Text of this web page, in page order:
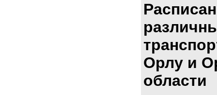
Орлу и
области